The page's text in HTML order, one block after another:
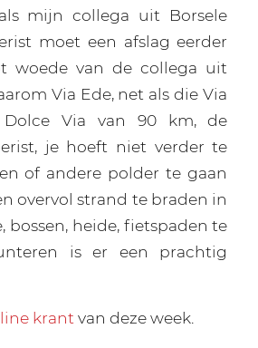
mijn collega uit Borsele
moet een afslag eerder
woede van de collega uit
Via Ede, net als die Via
Via van 90 km, de
je hoeft niet verder te
of andere polder te gaan
overvol strand te braden in
bossen, heide, fietspaden te
is er een prachtig
krant van deze week.